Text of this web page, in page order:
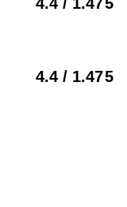
4.4 / 1.475